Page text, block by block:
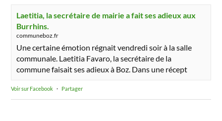
Laetitia, la secrétaire de mairie a fait ses adieux aux
Burrhins.
communeboz.fr
Une certaine émotion régnait vendredi soir à la salle
communale. Laetitia Favaro, la secrétaire de la
commune faisait ses adieux à Boz. Dans une récept
Voir sur Facebook · Partager